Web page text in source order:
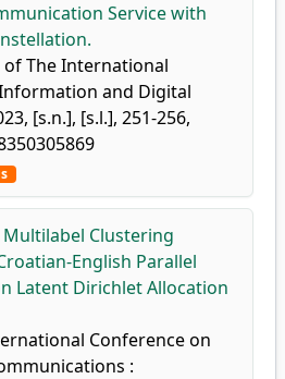
Service with
The International
and Digital
[s.n.], [s.l.], 251-256,
Multilabel Clustering
English Parallel
Latent Dirichlet Allocation
Conference on
: